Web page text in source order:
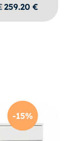
259.20 €
-15%